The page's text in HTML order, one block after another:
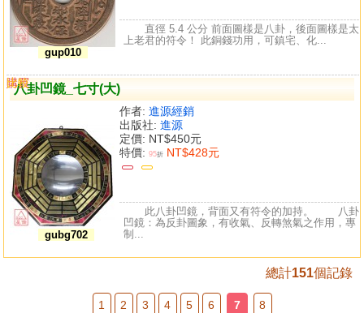
gup010
直徑 5.4 公分 前面圖樣是八卦，後面圖樣是太
上老君的符令！ 此銅錢功用，可鎮宅、化...
八卦凹鏡_七寸(大)
gubg702
作者: 進源經銷
出版社: 進源
定價: NT$450元
特價: 95折 NT$428元
購買
比較
此八卦凹鏡，背面又有符令的加持。 八卦
凹鏡：為反卦圖象，有收氣、反轉煞氣之作用，專
制...
總計151個記錄
1 2 3 4 5 6 7 8